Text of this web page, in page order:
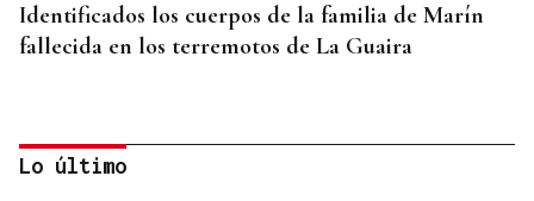
Identificados los cuerpos de la familia de Marín
fallecida en los terremotos de La Guaira
Lo último